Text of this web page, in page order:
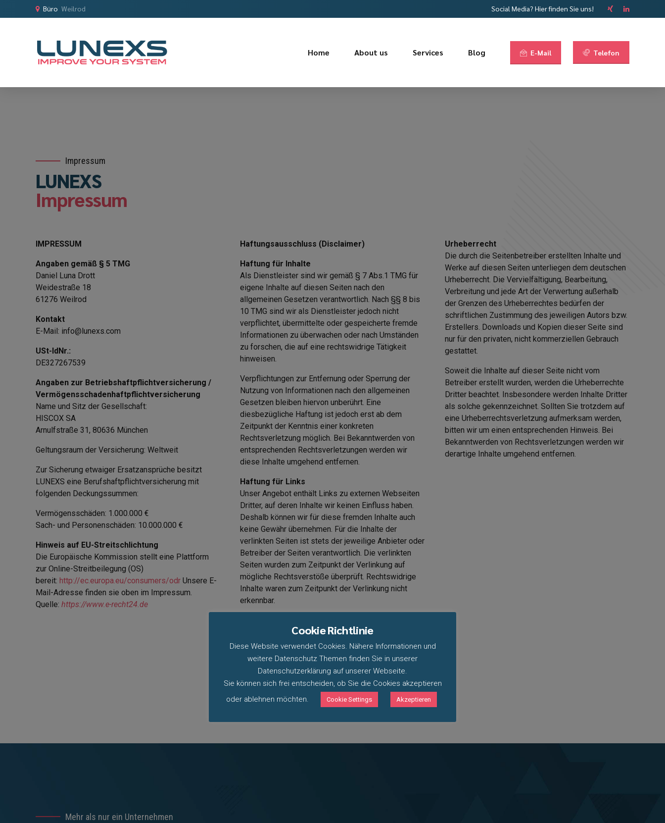
Büro Weilrod Social Media? Hier finden Sie uns!
E-Mail Telefon
Home About us Services Blog
Impressum
LUNEXS
Impressum
IMPRESSUM
Angaben gemäß § 5 TMG
Daniel Luna Drott
Weidestraße 18
61276 Weilrod
Kontakt
E-Mail: info@lunexs.com
USt-IdNr.:
DE327267539
Angaben zur Betriebshaftpflichtversicherung /
Vermögensschadenhaftpflichtversicherung
Name und Sitz der Gesellschaft:
HISCOX SA
Arnulfstraße 31, 80636 München
Geltungsraum der Versicherung: Weltweit
Zur Sicherung etwaiger Ersatzansprüche besitzt
LUNEXS eine Berufshaftpflichtversicherung mit
folgenden Deckungssummen:
Vermögensschäden: 1.000.000 €
Sach- und Personenschäden: 10.000.000 €
Hinweis auf EU-Streitschlichtung
Die Europäische Kommission stellt eine Plattform
zur Online-Streitbeilegung (OS)
bereit: http://ec.europa.eu/consumers/odr Unsere E-
Mail-Adresse finden sie oben im Impressum.
Quelle: https://www.e-recht24.de
Haftungsausschluss (Disclaimer)
Haftung für Inhalte
Als Dienstleister sind wir gemäß § 7 Abs.1 TMG für
eigene Inhalte auf diesen Seiten nach den
allgemeinen Gesetzen verantwortlich. Nach §§ 8 bis
10 TMG sind wir als Dienstleister jedoch nicht
verpflichtet, übermittelte oder gespeicherte fremde
Informationen zu überwachen oder nach Umständen
zu forschen, die auf eine rechtswidrige Tätigkeit
hinweisen.
Verpflichtungen zur Entfernung oder Sperrung der
Nutzung von Informationen nach den allgemeinen
Gesetzen bleiben hiervon unberührt. Eine
diesbezügliche Haftung ist jedoch erst ab dem
Zeitpunkt der Kenntnis einer konkreten
Rechtsverletzung möglich. Bei Bekanntwerden von
entsprechenden Rechtsverletzungen werden wir
diese Inhalte umgehend entfernen.
Haftung für Links
Unser Angebot enthält Links zu externen Webseiten
Dritter, auf deren Inhalte wir keinen Einfluss haben.
Deshalb können wir für diese fremden Inhalte auch
keine Gewähr übernehmen. Für die Inhalte der
verlinkten Seiten ist stets der jeweilige Anbieter oder
Betreiber der Seiten verantwortlich. Die verlinkten
Seiten wurden zum Zeitpunkt der Verlinkung auf
mögliche Rechtsverstöße überprüft. Rechtswidrige
Inhalte waren zum Zeitpunkt der Verlinkung nicht
erkennbar.
Seiten ist jedoch ohne konkrete Anhaltspunkte einer
Rechtsverletzung nicht zumutbar. Bei Bekanntwerden
von Rechtsverletzungen werden wir derartige Links
umgehend entfernen.
Urheberrecht
Die durch die Seitenbetreiber erstellten Inhalte und
Werke auf diesen Seiten unterliegen dem deutschen
Urheberrecht. Die Vervielfältigung, Bearbeitung,
Verbreitung und jede Art der Verwertung außerhalb
der Grenzen des Urheberrechtes bedürfen der
schriftlichen Zustimmung des jeweiligen Autors bzw.
Erstellers. Downloads und Kopien dieser Seite sind
nur für den privaten, nicht kommerziellen Gebrauch
gestattet.
Soweit die Inhalte auf dieser Seite nicht vom
Betreiber erstellt wurden, werden die Urheberrechte
Dritter beachtet. Insbesondere werden Inhalte Dritter
als solche gekennzeichnet. Sollten Sie trotzdem auf
eine Urheberrechtsverletzung aufmerksam werden,
bitten wir um einen entsprechenden Hinweis. Bei
Bekanntwerden von Rechtsverletzungen werden wir
derartige Inhalte umgehend entfernen.
Mehr als nur ein Unternehmen
Cookie Richtlinie
Diese Website verwendet Cookies. Nähere Informationen und
weitere Datenschutz Themen finden Sie in unserer
Datenschutzerklärung auf unserer Webseite.
Sie können sich frei entscheiden, ob Sie die Cookies akzeptieren
oder ablehnen möchten.
Cookie Settings Akzeptieren